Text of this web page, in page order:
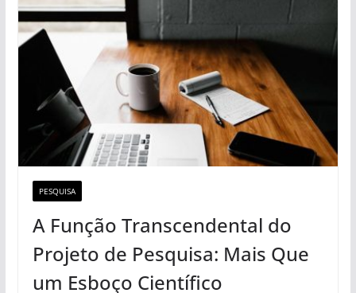
PESQUISA
A Função Transcendental do
Projeto de Pesquisa: Mais Que
um Esboço Científico